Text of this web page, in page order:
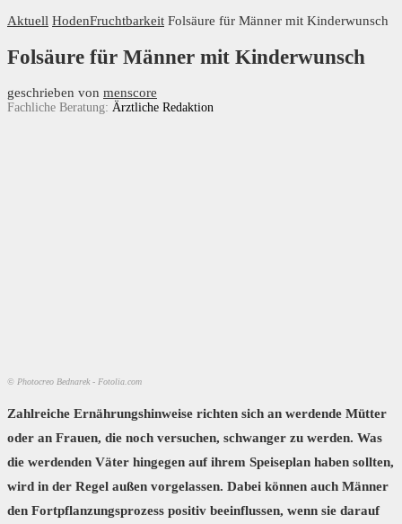
Aktuell HodenFruchtbarkeit Folsäure für Männer mit Kinderwunsch
Folsäure für Männer mit Kinderwunsch
geschrieben von menscore
Fachliche Beratung: Ärztliche Redaktion
© Photocreo Bednarek - Fotolia.com
Zahlreiche Ernährungshinweise richten sich an werdende Mütter
oder an Frauen, die noch versuchen, schwanger zu werden. Was
die werdenden Väter hingegen auf ihrem Speiseplan haben sollten,
wird in der Regel außen vorgelassen. Dabei können auch Männer
den Fortpflanzungsprozess positiv beeinflussen, wenn sie darauf